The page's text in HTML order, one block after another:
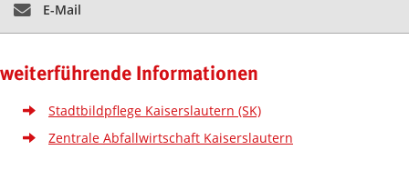
E-Mail
weiterführende Informationen
Stadtbildpflege Kaiserslautern (SK)
Zentrale Abfallwirtschaft Kaiserslautern